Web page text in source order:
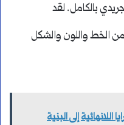
بالكامل. لقد
الخط واللون والشكل
اللانهائية إلى البنية